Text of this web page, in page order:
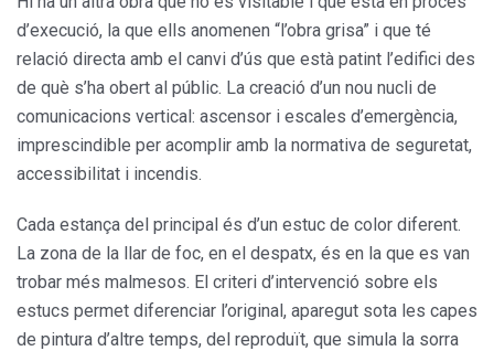
d’exe­cució, la que ells anomenen “l’obra grisa” i que té
relació directa amb el canvi d’ús que està patint l’edifici des
de què s’ha obert al públic. La creació d’un nou nucli de
comuni­cacions vertical: ascensor i escales d’emergència,
imprescindible per acomplir amb la normativa de segu­retat,
accessibilitat i incendis.
Cada estança del principal és d’un estuc de color diferent.
La zona de la llar de foc, en el despatx, és en la que es van
trobar més malme­sos. El criteri d’intervenció sobre els
estucs permet diferenciar l’original, aparegut sota les capes
de pintu­ra d’altre temps, del reproduït, que simula la sorra